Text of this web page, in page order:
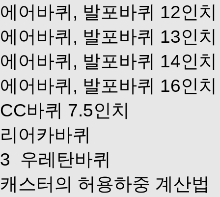
에어바퀴, 발포바퀴 12인치
에어바퀴, 발포바퀴 13인치
에어바퀴, 발포바퀴 14인치
에어바퀴, 발포바퀴 16인치
CC바퀴 7.5인치
리어카바퀴
3 우레탄바퀴
캐스터의 허용하중 계산법